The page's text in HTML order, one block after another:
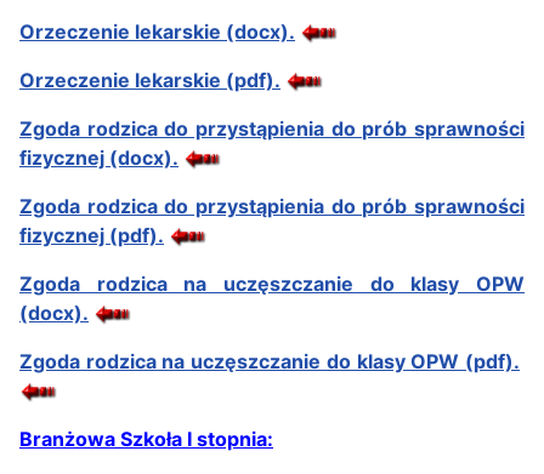
Orzeczenie lekarskie (docx).
Orzeczenie lekarskie (pdf).
Zgoda rodzica do przystąpienia do prób sprawności
fizycznej (docx).
Zgoda rodzica do przystąpienia do prób sprawności
fizycznej (pdf).
Zgoda rodzica na uczęszczanie do klasy OPW
(docx).
Zgoda rodzica na uczęszczanie do klasy OPW (pdf).
Branżowa Szkoła I stopnia: